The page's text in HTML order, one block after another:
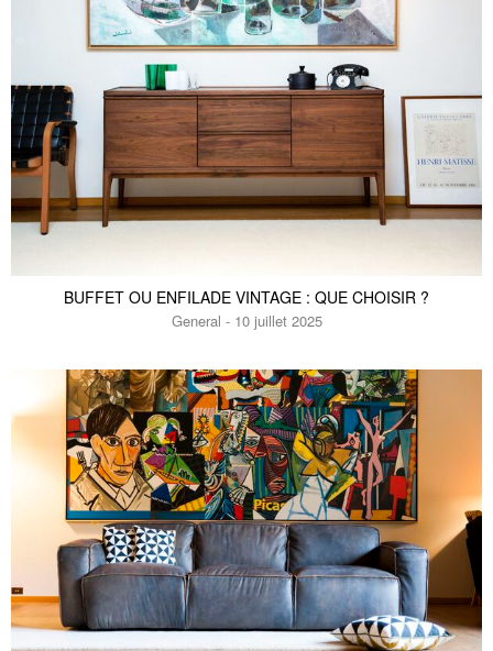
BUFFET OU ENFILADE VINTAGE : QUE CHOISIR ?
General - 10 juillet 2025